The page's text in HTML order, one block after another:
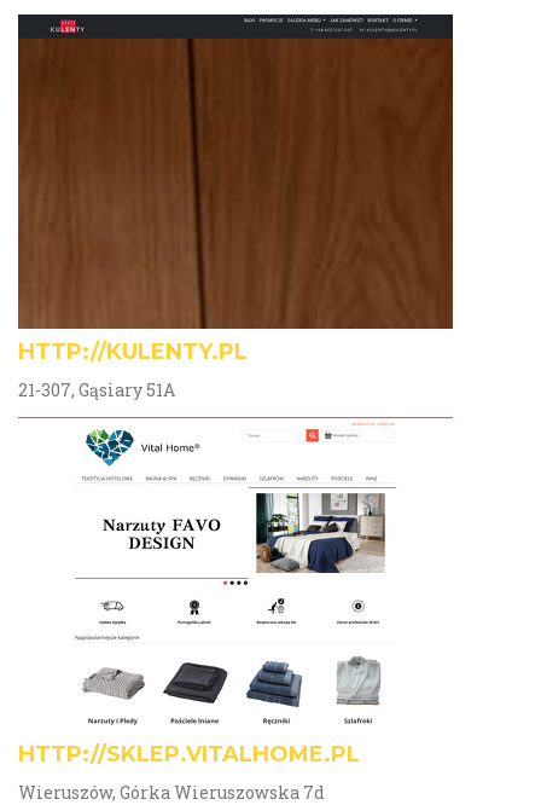
HTTP://KULENTY.PL
21-307, Gąsiary 51A
HTTP://SKLEP.VITALHOME.PL
Wieruszów, Górka Wieruszowska 7d